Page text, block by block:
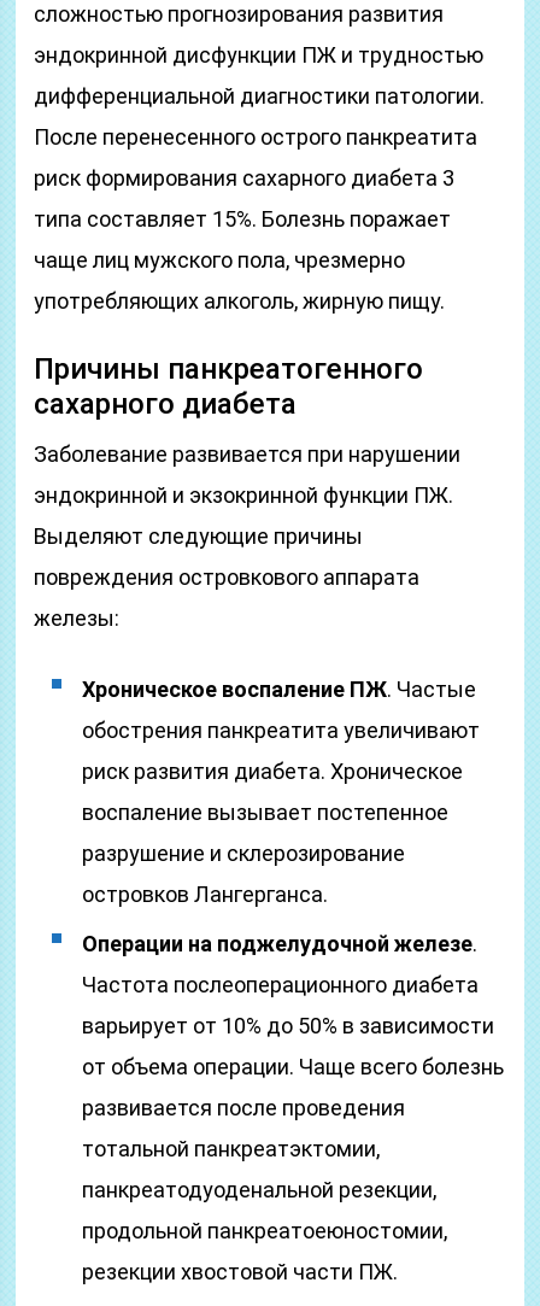
сложностью прогнозирования развития
эндокринной дисфункции ПЖ и трудностью
дифференциальной диагностики патологии.
После перенесенного острого панкреатита
риск формирования сахарного диабета 3
типа составляет 15%. Болезнь поражает
чаще лиц мужского пола, чрезмерно
употребляющих алкоголь, жирную пищу.
Причины панкреатогенного
сахарного диабета
Заболевание развивается при нарушении
эндокринной и экзокринной функции ПЖ.
Выделяют следующие причины
повреждения островкового аппарата
железы:
Хроническое воспаление ПЖ. Частые
обострения панкреатита увеличивают
риск развития диабета. Хроническое
воспаление вызывает постепенное
разрушение и склерозирование
островков Лангерганса.
Операции на поджелудочной железе.
Частота послеоперационного диабета
варьирует от 10% до 50% в зависимости
от объема операции. Чаще всего болезнь
развивается после проведения
тотальной панкреатэктомии,
панкреатодуоденальной резекции,
продольной панкреатоеюностомии,
резекции хвостовой части ПЖ.